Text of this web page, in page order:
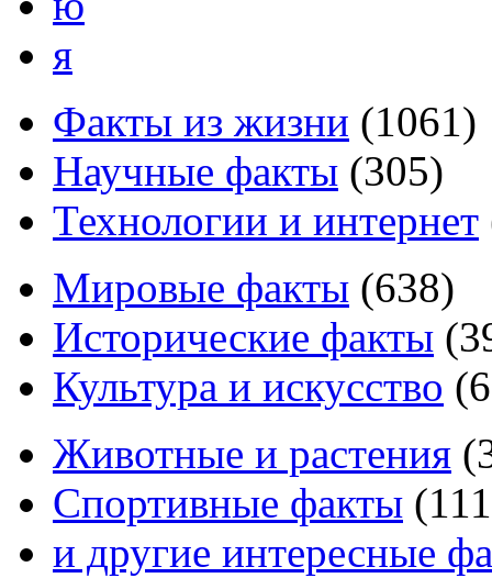
я
Факты из жизни (1061)
Научные факты (305)
Технологии и интернет
Мировые факты (638)
Исторические факты (
Культура и искусство (
Животные и растения (
Спортивные факты (111
и другие интересные